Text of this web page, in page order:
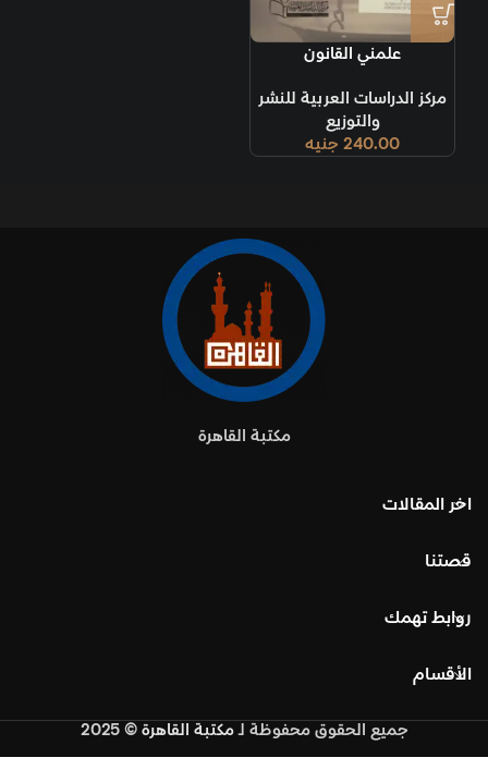
علمني القانون
مركز الدراسات العربية للنشر
والتوزيع
240.00 جنيه
مكتبة القاهرة
اخر المقالات
قصتنا
روابط تهمك
الأقسام
جميع الحقوق محفوظة لـمكتبة القاهرة © 2025